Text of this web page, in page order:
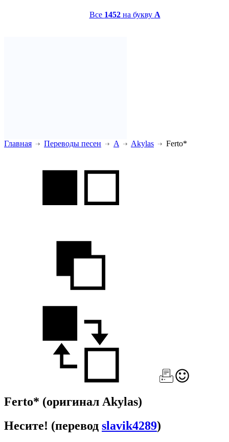
Все 1452на букву A
Главная Переводы песен A Akylas Ferto*
Ferto* (оригинал Akylas)
Несите! (перевод slavik4289)